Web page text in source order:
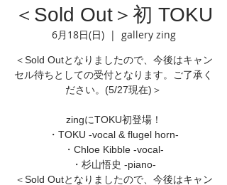
＜Sold Out＞初 TOKU
6月18日(日)
  |
gallery zing
＜Sold Outとなりましたので、今後はキャン
セル待ちとしての受付となります。ご了承く
ださい。(5/27現在)＞
zingにTOKU初登場！
・TOKU -vocal & flugel horn-
・Chloe Kibble -vocal-
・杉山悟史 -piano-
＜Sold Outとなりましたので、今後はキャン